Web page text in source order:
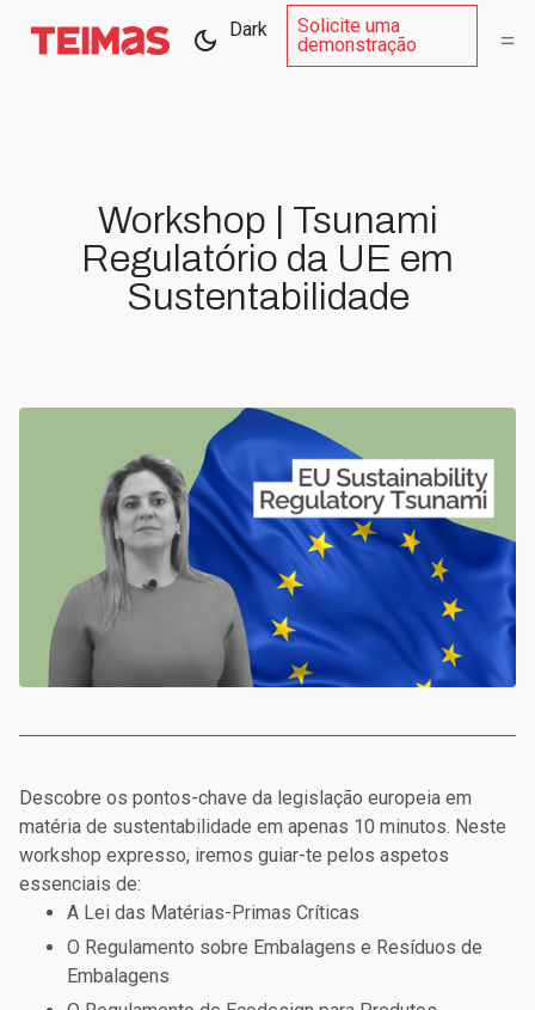
Solicite uma
demonstração
Dark
Workshop | Tsunami
Regulatório da UE em
Sustentabilidade
Descobre os pontos-chave da legislação europeia em
matéria de sustentabilidade em apenas 10 minutos. Neste
workshop expresso, iremos guiar-te pelos aspetos
essenciais de:
A Lei das Matérias-Primas Críticas
O Regulamento sobre Embalagens e Resíduos de
Embalagens